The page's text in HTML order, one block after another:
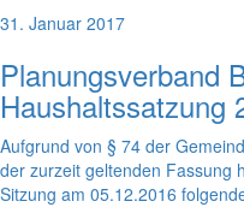
31. Januar 2017
Planungsverband
Haushaltssatzung
Aufgrund von § 74 der
der zurzeit geltenden Fassung
Sitzung am 05.12.2016